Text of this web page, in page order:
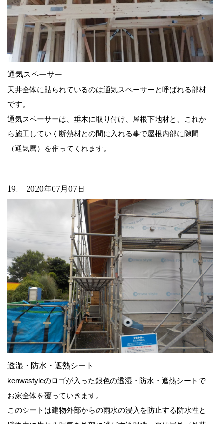
通気スペーサー
天井全体に貼られているのは通気スペーサーと呼ばれる部材
です。
通気スペーサーは、垂木に取り付け、屋根下地材と、これか
ら施工していく断熱材との間に入れる事で屋根内部に隙間
（通気層）を作ってくれます。
19. 2020年07月07日
透湿・防水・遮熱シート
kenwastyleのロゴが入った銀色の透湿・防水・遮熱シートで
お家全体を覆っていきます。
このシートは建物外部からの雨水の浸入を防止する防水性と